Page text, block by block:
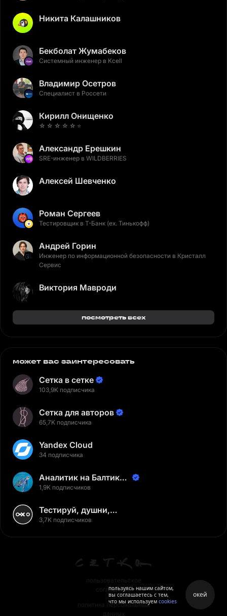
Никита Калашников
Бекболат Жумабеков
Системный инженер в Kcell
Владимир Осетров
Специалист в Россети
Кирилл Онищенко
☆ ☆ ☆ ☆ ☆ ⭐️
Александр Ерешкин
SRE-инженер в WILDBERRIES
Алексей Шевченко
Роман Сергеев
Тестировщик в Т-Банк (ex. Тинькофф)
Андрей Горин
Инженер по информационной безопасности в Кристалл
Сервис
Виктория Мавроди
посмотреть всех
может вас заинтересовать
Сетка в сетке
103,9K подписчика
Сетка для авторов
65,7K подписчика
Yandex Cloud
34 подписчика
Аналитик на Балтике |
Неверов Станислав
1,9K подписчиков
Тестируй, душни,
наслаждайся
3,7K подписчиков
пользовательское
соглашение
политика персональных
данных
пользуясь нашим сайтом,
вы соглашаетесь с тем,
что мы используем cookies
окей